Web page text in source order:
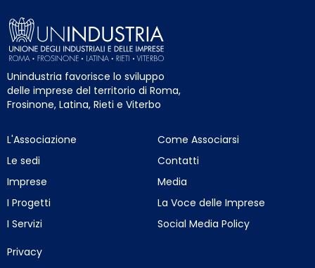
Unindustria favorisce lo sviluppo
delle imprese del territorio di Roma,
Frosinone, Latina, Rieti e Viterbo
L'Associazione
Le sedi
Imprese
I Progetti
I Servizi
Come Associarsi
Contatti
Media
La Voce delle Imprese
Social Media Policy
Privacy